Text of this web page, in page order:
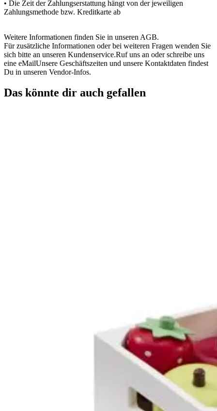
• Die Zeit der Zahlungserstattung hängt von der jeweiligen
Zahlungsmethode bzw. Kreditkarte ab
Weitere Informationen finden Sie in unseren AGB.
Für zusätzliche Informationen oder bei weiteren Fragen wenden Sie
sich bitte an unseren Kundenservice.Ruf uns an oder schreibe uns
eine eMailUnsere Geschäftszeiten und unsere Kontaktdaten findest
Du in unseren Vendor-Infos.
Das könnte dir auch gefallen